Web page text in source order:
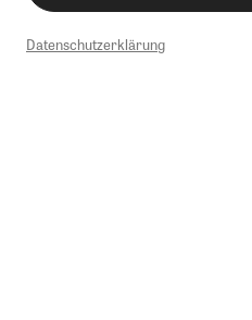
Datenschutzerklärung